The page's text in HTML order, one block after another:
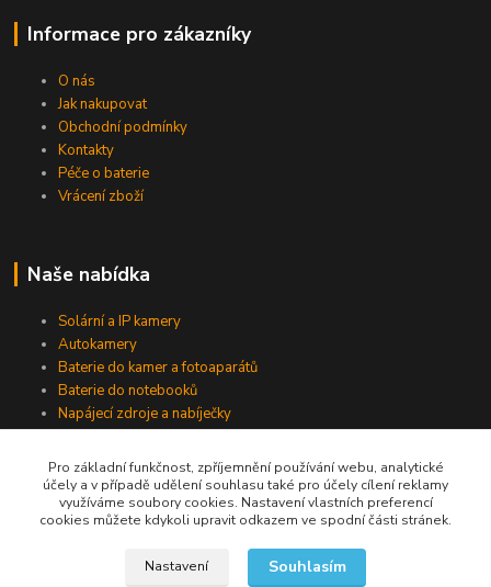
Informace pro zákazníky
O nás
Jak nakupovat
Obchodní podmínky
Kontakty
Péče o baterie
Vrácení zboží
Naše nabídka
Solární a IP kamery
Autokamery
Baterie do kamer a fotoaparátů
Baterie do notebooků
Napájecí zdroje a nabíječky
Jsme na Facebooku
Pro základní funkčnost, zpříjemnění používání webu, analytické
účely a v případě udělení souhlasu také pro účely cílení reklamy
využíváme soubory cookies. Nastavení vlastních preferencí
cookies můžete kdykoli upravit odkazem ve spodní části stránek.
Nastavení Souhlasím